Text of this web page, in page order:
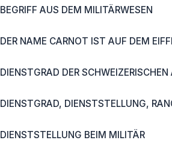
BEGRIFF AUS DEM MILITÄRWESEN
DER NAME CARNOT IST AUF DEM
DIENSTGRAD DER SCHWEIZERISCHEN
DIENSTGRAD, DIENSTSTELLUNG,
DIENSTSTELLUNG BEIM MILITÄR